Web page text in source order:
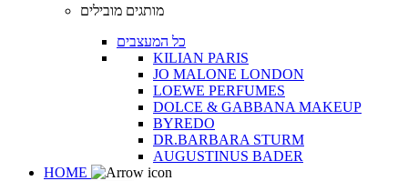
מותגים מובילים
כל המעצבים
KILIAN PARIS
JO MALONE LONDON
LOEWE PERFUMES
DOLCE & GABBANA MAKEUP
BYREDO
DR.BARBARA STURM
AUGUSTINUS BADER
HOME